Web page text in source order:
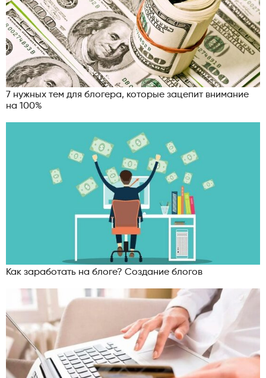
7 нужных тем для блогера, которые зацепит внимание
на 100%
Как заработать на блоге? Создание блогов